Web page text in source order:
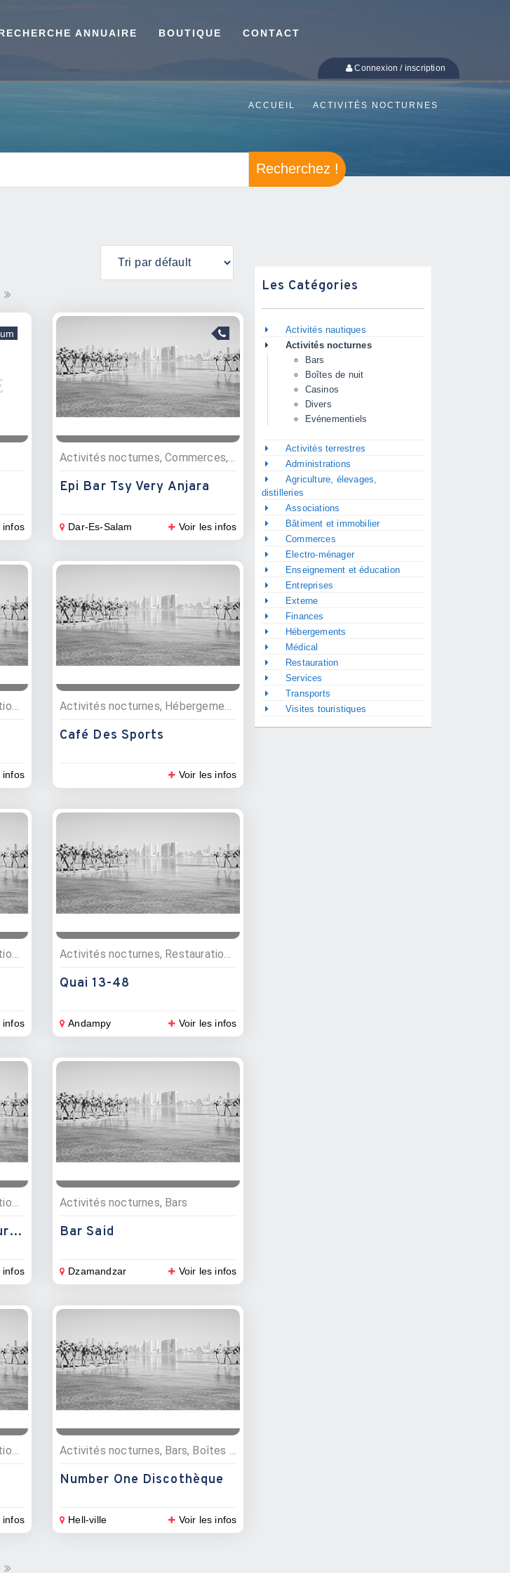
ANNUAIRE BOUTIQUE CONTACT
Connexion / inscription
ACCUEIL ACTIVITÉS NOCTURNES
Recherchez !
infos
Activités nocturnes, Commerces, Epiceries, Bars
Epi Bar Tsy Very Anjara
Dar-Es-Salam Voir les infos
infos
Café Des Sports
Voir les infos
Activités nocturnes, Restauration , Bars, Evénementiels, Restaurants, Pizzerias
infos
Activités nocturnes, Restauration , Bars, Restaurants
Quai 13-48
Andampy Voir les infos
S'asarange, Bar, Restaurant
infos
Activités nocturnes, Bars
Bar Said
Dzamandzar Voir les infos
Activités nocturnes, Restauration , Bars, Restaurants
infos
Activités nocturnes, Bars, Boîtes de nuit
Number One Discothèque
Hell-ville Voir les infos
Les Catégories
Activités nautiques
Activités nocturnes
Bars
Boîtes de nuit
Casinos
Divers
Evénementiels
Activités terrestres
Administrations
Agriculture, élevages,
distilleries
Associations
Bâtiment et immobilier
Commerces
Electro-ménager
Enseignement et éducation
Entreprises
Externe
Finances
Hébergements
Médical
Restauration
Services
Transports
Visites touristiques